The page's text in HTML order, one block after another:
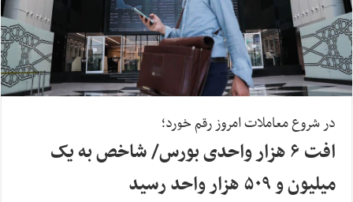
در شروع معاملات امروز رقم خورد؛
افت ۶ هزار واحدی بورس/ شاخص به یک
میلیون و ۵۰۹ هزار واحد رسید